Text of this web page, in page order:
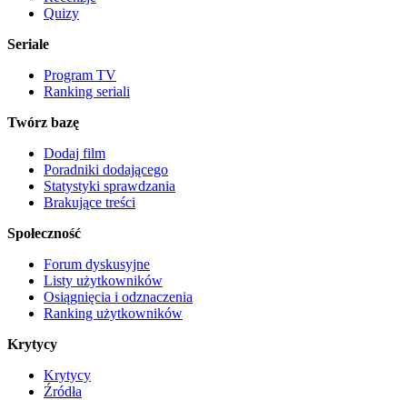
Quizy
Seriale
Program TV
Ranking seriali
Twórz bazę
Dodaj film
Poradniki dodającego
Statystyki sprawdzania
Brakujące treści
Społeczność
Forum dyskusyjne
Listy użytkowników
Osiągnięcia i odznaczenia
Ranking użytkowników
Krytycy
Krytycy
Źródła